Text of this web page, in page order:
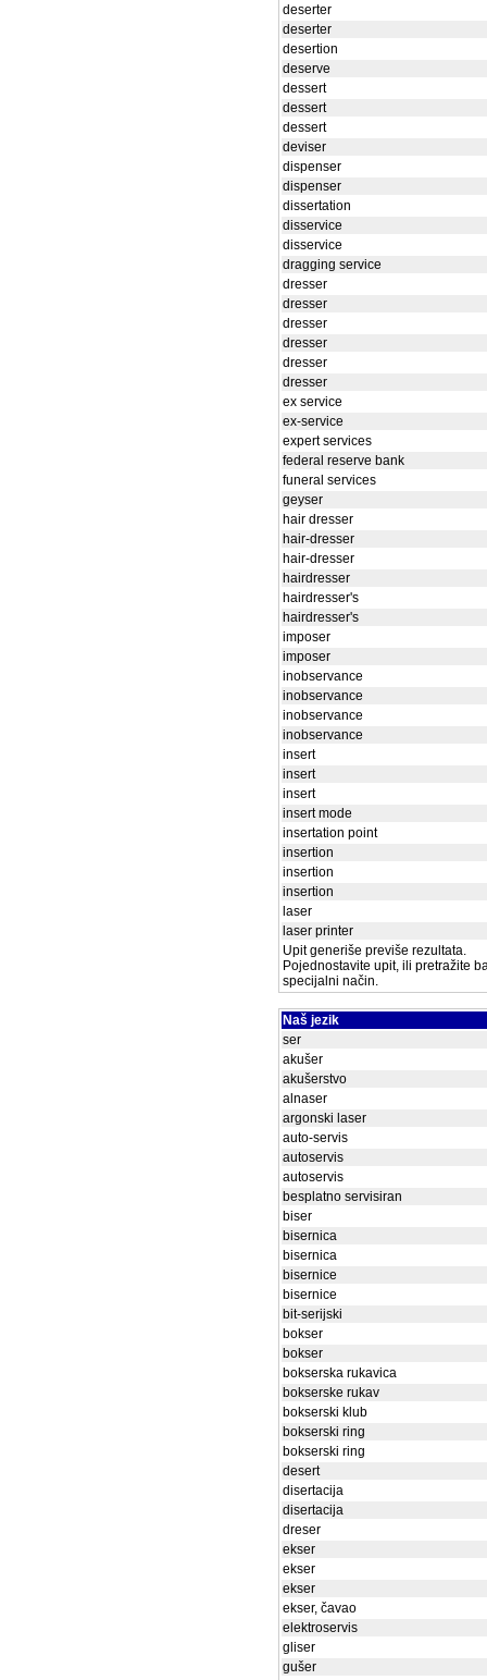
deserter
deserter
desertion
deserve
dessert
dessert
dessert
deviser
dispenser
dispenser
dissertation
disservice
disservice
dragging service
dresser
dresser
dresser
dresser
dresser
dresser
ex service
ex-service
expert services
federal reserve bank
funeral services
geyser
hair dresser
hair-dresser
hair-dresser
hairdresser
hairdresser's
hairdresser's
imposer
imposer
inobservance
inobservance
inobservance
inobservance
insert
insert
insert
insert mode
insertation point
insertion
insertion
insertion
laser
laser printer
Upit generiše previše rezultata.
Pojednostavite upit, ili pretražite
specijalni način.
Naš jezik
ser
akušer
akušerstvo
alnaser
argonski laser
auto-servis
autoservis
autoservis
besplatno servisiran
biser
bisernica
bisernica
bisernice
bisernice
bit-serijski
bokser
bokser
bokserska rukavica
bokserske rukav
bokserski klub
bokserski ring
bokserski ring
desert
disertacija
disertacija
dreser
ekser
ekser
ekser
ekser, čavao
elektroservis
gliser
gušer